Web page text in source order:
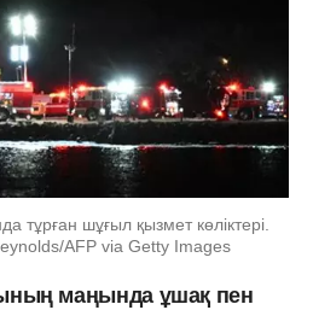
тұрған шұғыл қызмет көліктері.
AFP via Getty Images
маңында ұшақ пен